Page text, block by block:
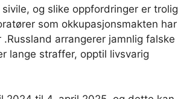
og slike oppfordringer er trolig
som okkupasjonsmakten har
arrangerer jamnlig falske
lange straffer, opptil livsvarig